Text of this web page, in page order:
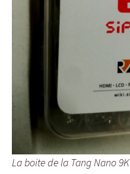
La boite de la Tang Nano 9K